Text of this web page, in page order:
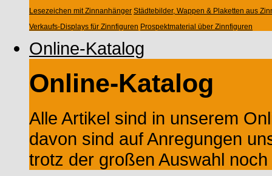
Lesezeichen mit Zinnanhänger Städtebilder, Wappen & Plaketten aus
Verkaufs-Displays für Zinnfiguren Prospektmaterial über Zinnfiguren
Online-Katalog
Online-Katalog
Alle Artikel sind in unserem
davon sind auf Anregungen
trotz der großen Auswahl